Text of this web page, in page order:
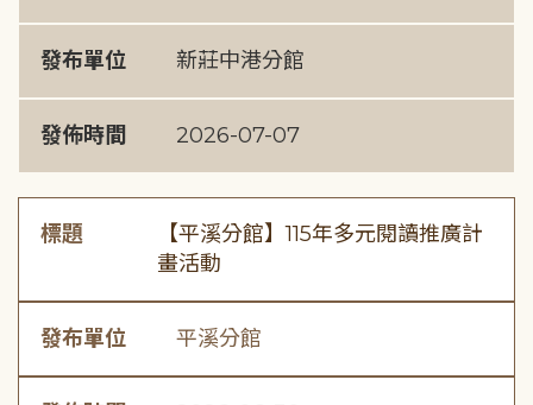
發布單位 新莊中港分館
發佈時間 2026-07-07
標題
【平溪分館】115年多元閱讀推廣計
畫活動
發布單位 平溪分館